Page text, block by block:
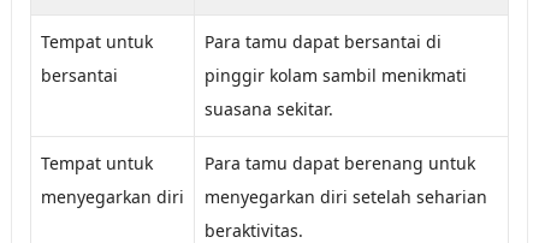
Tempat untuk
bersantai
Para tamu dapat bersantai di
pinggir kolam sambil menikmati
suasana sekitar.
Tempat untuk
menyegarkan diri
Para tamu dapat berenang untuk
menyegarkan diri setelah seharian
beraktivitas.